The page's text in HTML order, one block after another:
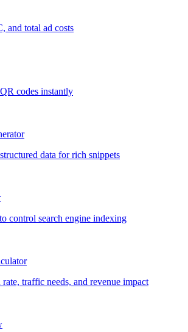
and total ad costs
codes instantly
data for rich snippets
control search engine indexing
traffic needs, and revenue impact